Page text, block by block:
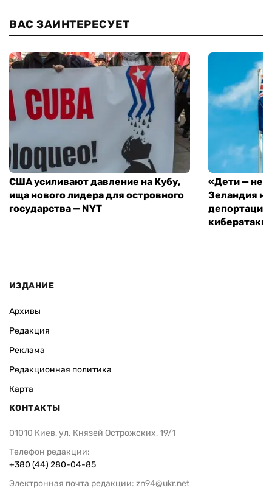
ВАС ЗАИНТЕРЕСУЕТ
США усиливают давление на Кубу,
ища нового лидера для островного
государства — NYT
«Дети — не
Зеландия
депортацию
кибератаки
ИЗДАНИЕ
Архивы
Редакция
Реклама
Редакционная политика
Карта
КОНТАКТЫ
01010 Киев, ул. Князей Острожских, 19/1
Телефон редакции:
+380 (44) 280-04-85
Электронная почта редакции: zn94@ukr.net